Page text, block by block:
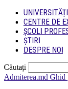
UNIVERSITĂȚI
CENTRE DE
ȘCOLI
ȘTIRI
DESPRE NOI
Căutați
Admiterea.md Ghid